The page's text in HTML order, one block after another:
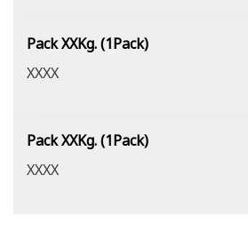
Pack XXKg. (1Pack)
XXXX
Pack XXKg. (1Pack)
XXXX